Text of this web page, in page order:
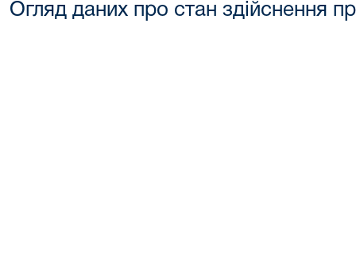
Огляд даних про стан здійснення